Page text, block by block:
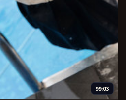
99:03